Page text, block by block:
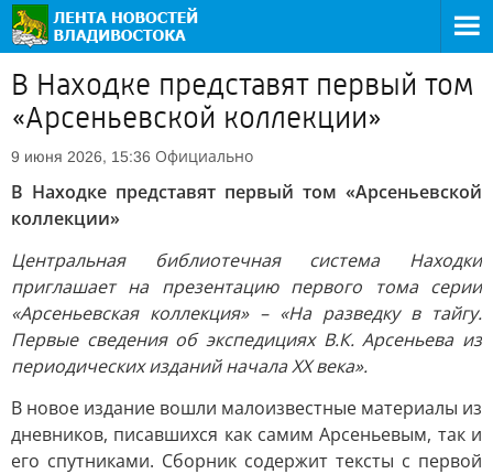
В Находке представят первый том
«Арсеньевской коллекции»
9 июня 2026, 15:36 Официально
В Находке представят первый том «Арсеньевской
коллекции»
Центральная библиотечная система Находки
приглашает на презентацию первого тома серии
«Арсеньевская коллекция» – «На разведку в тайгу.
Первые сведения об экспедициях В.К. Арсеньева из
периодических изданий начала ХХ века».
В новое издание вошли малоизвестные материалы из
дневников, писавшихся как самим Арсеньевым, так и
его спутниками. Сборник содержит тексты с первой